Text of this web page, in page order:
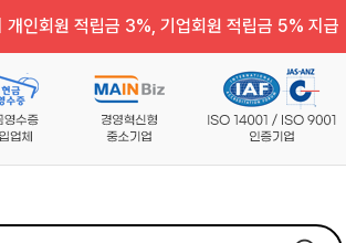
인회원 적립금 3%, 기업회원 적립금 5% 지급